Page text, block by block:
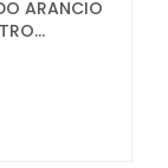
ARANCIO